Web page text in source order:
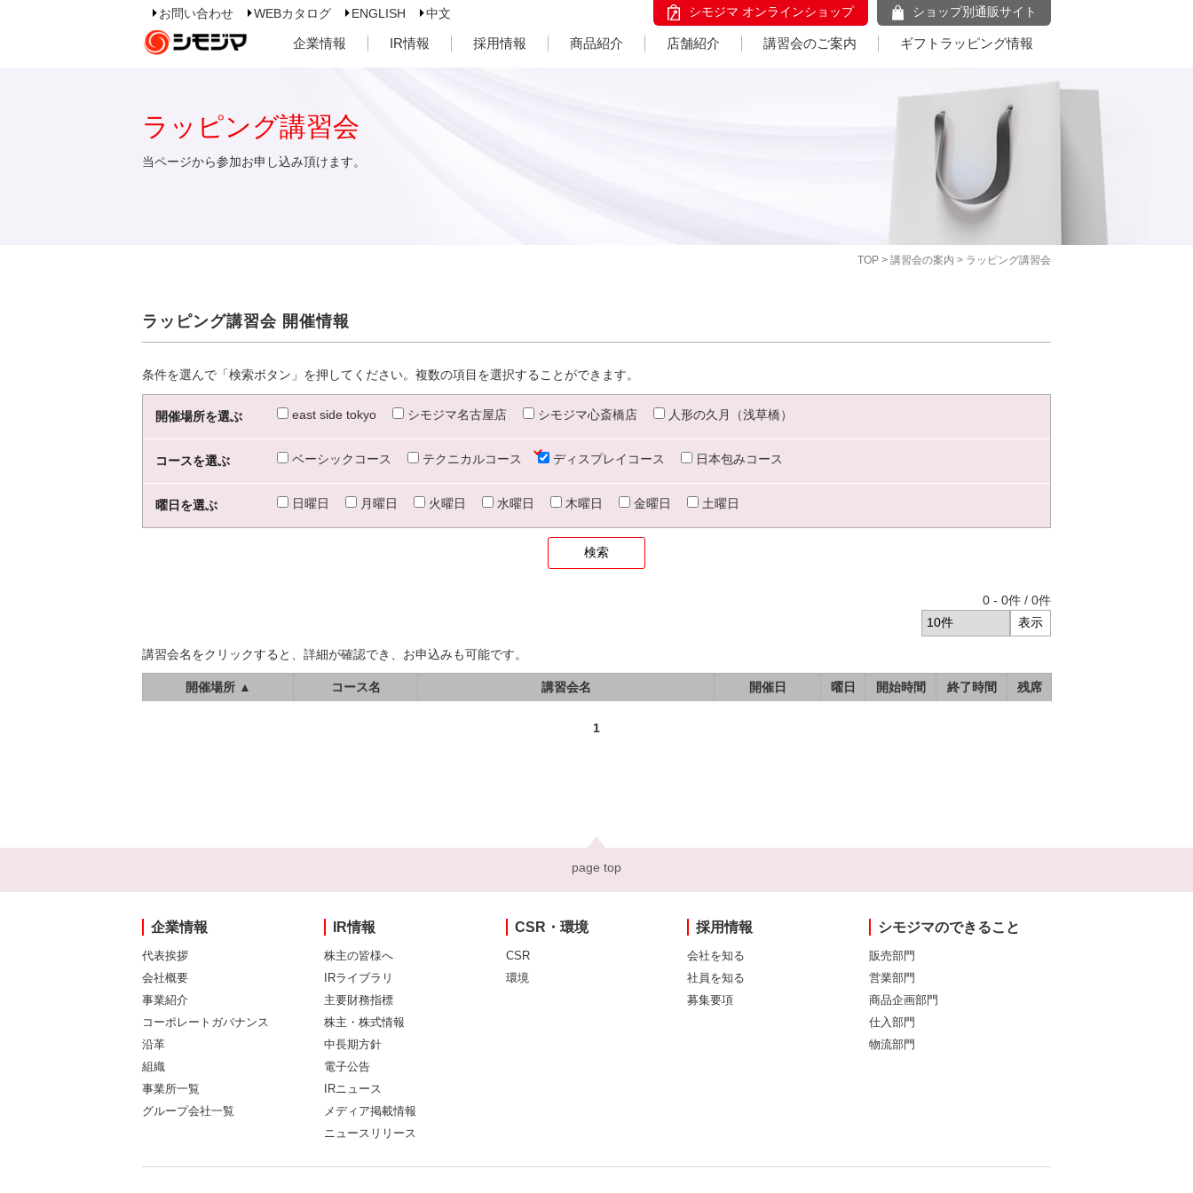
お問い合わせ WEBカタログ ENGLISH 中文 シモジマ オンラインショップ ショップ別通販サイト
企業情報 IR情報 採用情報 商品紹介 店舗紹介 講習会のご案内 ギフトラッピング情報
TOP > 講習会の案内 > ラッピング講習会
ラッピング講習会
当ページから参加お申し込み頂けます。
ラッピング講習会 開催情報
条件を選んで「検索ボタン」を押してください。複数の項目を選択することができます。
開催場所を選ぶ east side tokyo シモジマ名古屋店 シモジマ心斎橋店 人形の久月（浅草橋）
コースを選ぶ ベーシックコース テクニカルコース ディスプレイコース 日本包みコース
曜日を選ぶ 日曜日 月曜日 火曜日 水曜日 木曜日 金曜日 土曜日
0 - 0件 / 0件
講習会名をクリックすると、詳細が確認でき、お申込みも可能です。
開催場所 ▲ コース名 講習会名 開催日 曜日 開始時間 終了時間 残席
1
page top
企業情報
代表挨拶
会社概要
事業紹介
コーポレートガバナンス
沿革
組織
事業所一覧
グループ会社一覧
IR情報
株主の皆様へ
IRライブラリ
主要財務指標
株主・株式情報
中長期方針
電子公告
IRニュース
メディア掲載情報
ニュースリリース
CSR・環境
CSR
環境
採用情報
会社を知る
社員を知る
募集要項
シモジマのできること
販売部門
営業部門
商品企画部門
仕入部門
物流部門